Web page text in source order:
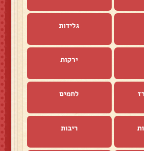
גלידות
ירקות
לחמים
ריבות